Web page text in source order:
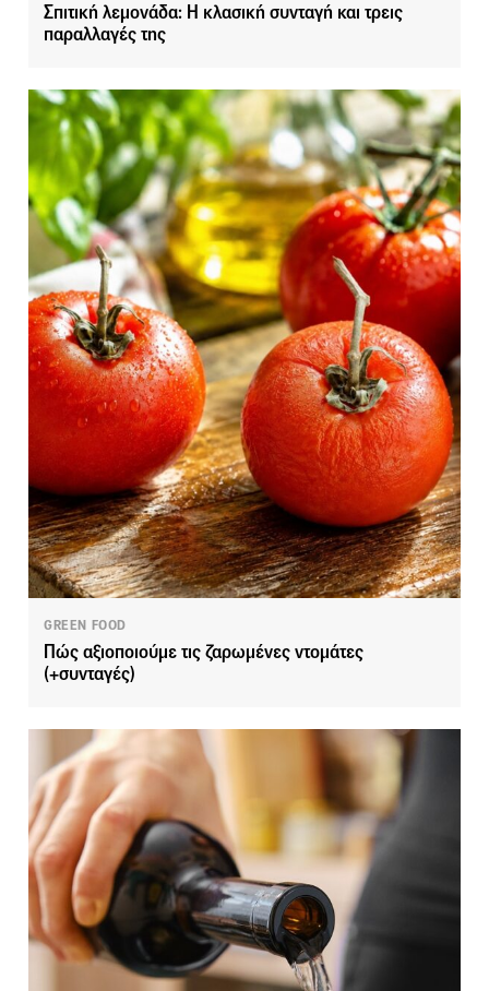
Σπιτική λεμονάδα: Η κλασική συνταγή και τρεις
παραλλαγές της
GREEN FOOD
Πώς αξιοποιούμε τις ζαρωμένες ντομάτες
(+συνταγές)